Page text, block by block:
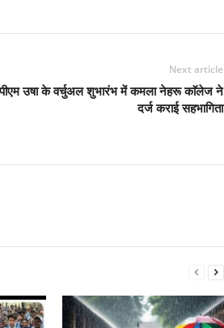
Next article
उषा के वर्चुअल शुभारंभ में कमला नेहरू काॅलेज ने
दर्ज कराई सहभागिता